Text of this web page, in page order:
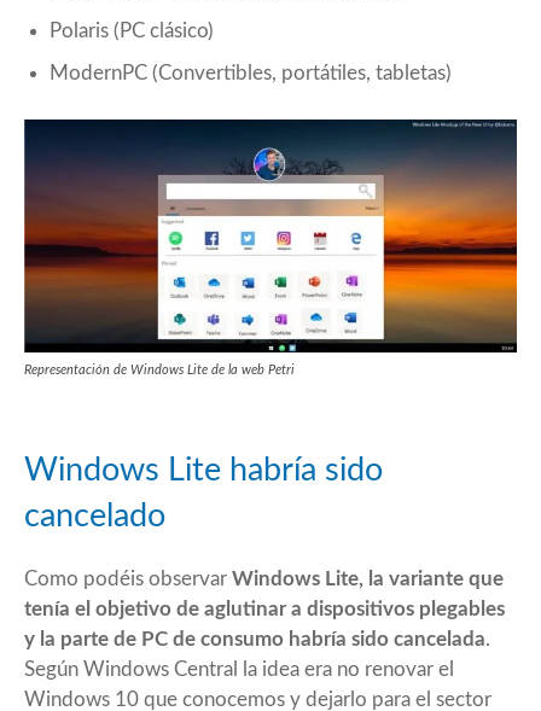
Polaris (PC clásico)
ModernPC (Convertibles, portátiles, tabletas)
Representación de Windows Lite de la web Petri
Windows Lite habría sido
cancelado
Como podéis observar Windows Lite, la variante que
tenía el objetivo de aglutinar a dispositivos plegables
y la parte de PC de consumo habría sido cancelada.
Según Windows Central la idea era no renovar el
Windows 10 que conocemos y dejarlo para el sector